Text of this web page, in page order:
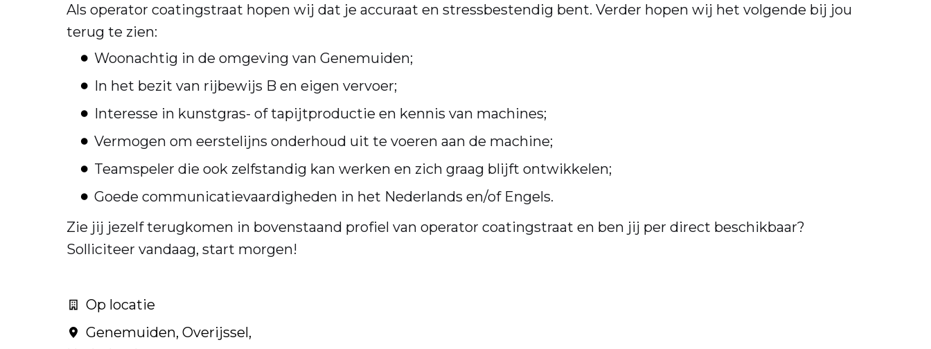
Als operator coatingstraat hopen wij dat je accuraat en stressbestendig bent. Verder hopen wij het volgende bij jou
terug te zien:
Woonachtig in de omgeving van Genemuiden;
In het bezit van rijbewijs B en eigen vervoer;
Interesse in kunstgras- of tapijtproductie en kennis van machines;
Vermogen om eerstelijns onderhoud uit te voeren aan de machine;
Teamspeler die ook zelfstandig kan werken en zich graag blijft ontwikkelen;
Goede communicatievaardigheden in het Nederlands en/of Engels.
Zie jij jezelf terugkomen in bovenstaand profiel van operator coatingstraat en ben jij per direct beschikbaar?
Solliciteer vandaag, start morgen!
Op locatie
Genemuiden, Overijssel,